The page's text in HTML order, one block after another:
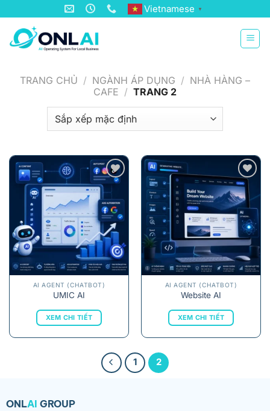
dung
Vietnamese ▼
TRANG CHỦ / NGÀNH ÁP DỤNG / NHÀ HÀNG –
CAFE / TRANG 2
AI AGENT (CHATBOT)
UMIC AI
XEM CHI TIẾT
AI AGENT (CHATBOT)
Website AI
XEM CHI TIẾT
1 2
ONLAI GROUP